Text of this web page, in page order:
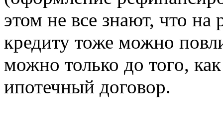
этом не все знают, что
кредиту тоже можно
можно только до того,
ипотечный договор.